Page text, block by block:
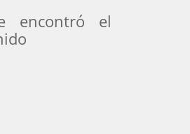
encontró el